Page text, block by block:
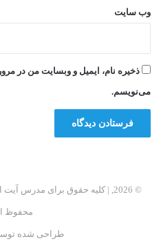
وب‌ سایت
ذخیره نام، ایمیل و وبسایت من در
می‌نویسم.
© 2026, | کلیه حقوق برای مدرس
محفوظ
طراحی شده